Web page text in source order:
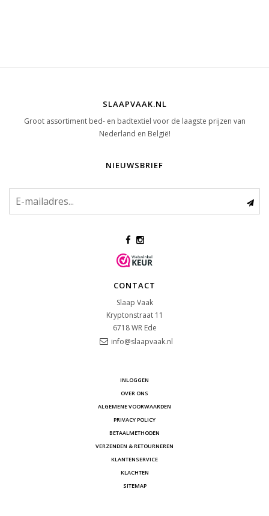
SLAAPVAAK.NL
Groot assortiment bed- en badtextiel voor de laagste prijzen van
Nederland en België!
NIEUWSBRIEF
CONTACT
Slaap Vaak
Kryptonstraat 11
6718 WR Ede
info@slaapvaak.nl
INLOGGEN
OVER ONS
ALGEMENE VOORWAARDEN
PRIVACY POLICY
BETAALMETHODEN
VERZENDEN & RETOURNEREN
KLANTENSERVICE
KLACHTEN
SITEMAP